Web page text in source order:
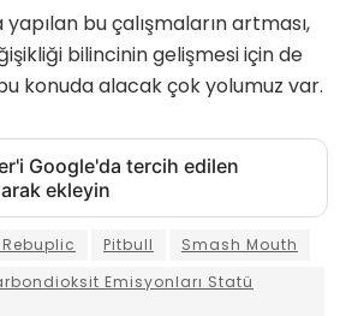
yapılan bu çalışmaların artması,
bilincinin gelişmesi için de
konuda alacak çok yolumuz var.
Google'da tercih edilen
ekleyin
Rebuplic Pitbull
Smash Mouth
Emisyonları Statü